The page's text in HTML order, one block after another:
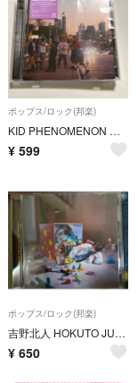
ポップス/ロック(邦楽)
KID PHENOMENON キドフェノ CD
¥ 599
ポップス/ロック(邦楽)
吉野北人 HOKUTO JUKE BOX 通常版 CD
¥ 650